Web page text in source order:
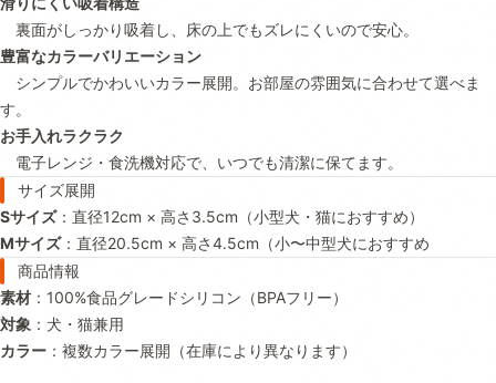
裏面がしっかり吸着し、 床の 上でも ズレにくいので安心。
豊富なカラーバリエーション
シンプルでかわいいカラー展開。 お部屋の雰囲気に合わせて選べま
す。
お手入れラクラク
電子レンジ・ 食洗機対応で、 いつでも清潔に保て ます。
サイズ展開
Sサイズ： 直径12cm × 高さ3.5cm（小型犬・ 猫におすすめ）
Mサイズ： 直径20.5cm × 高さ4.5cm（小〜中型犬におすすめ
商品情報
素材 ： 100%食品グレードシリコン（BPAフリー）
対象 ： 犬・ 猫兼用
カラー ： 複数カラー展開（在庫により異なり ます）